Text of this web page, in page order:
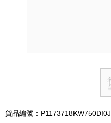
貨品編號：P1173718KW750DI0J